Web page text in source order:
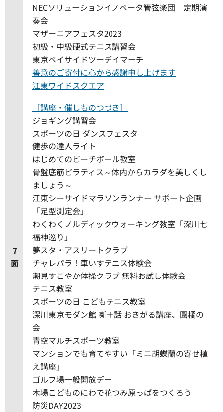
NECソリューションイノベータ管弦楽団 定期演
奏会
マザーニアフェスタ2023
初級・中級硬式テニス講習会
東京ベイサイドツーデイマーチ
善意のご寄付に心から感謝申し上げます
江東ワイドスクエア
7
面
［講座・催しものつづき］
ジョギング講習会
スポーツの日 ダンスフェスタ
健歩の達人ライト
はじめてのビーチボール教室
骨盤底筋ピラティス～体内からカラダを美しくし
ましょう～
江東シーサイドマラソンランナー サポート企画
「足型測定会」
わくわくノルディックウォーキング教室「深川七
福神巡り」
夢スタ・アスリートクラブ
チャレパラ！車いすテニス体験会
潮見すこやか体操クラブ 無料お試し体験会
テニス教室
スポーツの日 こどもテニス教室
深川東京モダン館 噺＋話 おきがる講座、圓橘の
会
青空マルチスポーツ教室
マンションでも育てやすい「ミニ胡蝶蘭の寄せ植
え講座」
ゴルフ場一般開放デー
木場こどものにわで花つみ原っぱをつくろう
防災DAY2023